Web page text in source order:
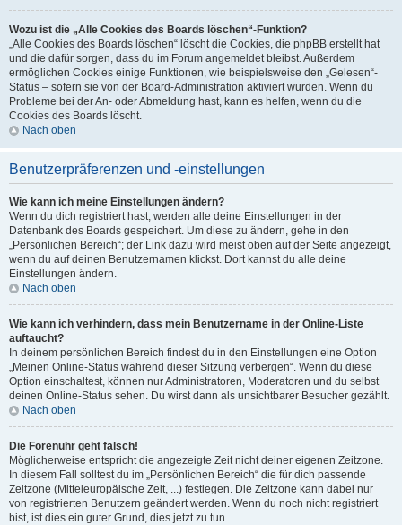
Wozu ist die „Alle Cookies des Boards löschen“-Funktion?
„Alle Cookies des Boards löschen“ löscht die Cookies, die phpBB erstellt hat
und die dafür sorgen, dass du im Forum angemeldet bleibst. Außerdem
ermöglichen Cookies einige Funktionen, wie beispielsweise den „Gelesen“-
Status – sofern sie von der Board-Administration aktiviert wurden. Wenn du
Probleme bei der An- oder Abmeldung hast, kann es helfen, wenn du die
Cookies des Boards löscht.
Nach oben
Benutzerpräferenzen und -einstellungen
Wie kann ich meine Einstellungen ändern?
Wenn du dich registriert hast, werden alle deine Einstellungen in der
Datenbank des Boards gespeichert. Um diese zu ändern, gehe in den
„Persönlichen Bereich“; der Link dazu wird meist oben auf der Seite angezeigt,
wenn du auf deinen Benutzernamen klickst. Dort kannst du alle deine
Einstellungen ändern.
Nach oben
Wie kann ich verhindern, dass mein Benutzername in der Online-Liste
auftaucht?
In deinem persönlichen Bereich findest du in den Einstellungen eine Option
„Meinen Online-Status während dieser Sitzung verbergen“. Wenn du diese
Option einschaltest, können nur Administratoren, Moderatoren und du selbst
deinen Online-Status sehen. Du wirst dann als unsichtbarer Besucher gezählt.
Nach oben
Die Forenuhr geht falsch!
Möglicherweise entspricht die angezeigte Zeit nicht deiner eigenen Zeitzone.
In diesem Fall solltest du im „Persönlichen Bereich“ die für dich passende
Zeitzone (Mitteleuropäische Zeit, ...) festlegen. Die Zeitzone kann dabei nur
von registrierten Benutzern geändert werden. Wenn du noch nicht registriert
bist, ist dies ein guter Grund, dies jetzt zu tun.